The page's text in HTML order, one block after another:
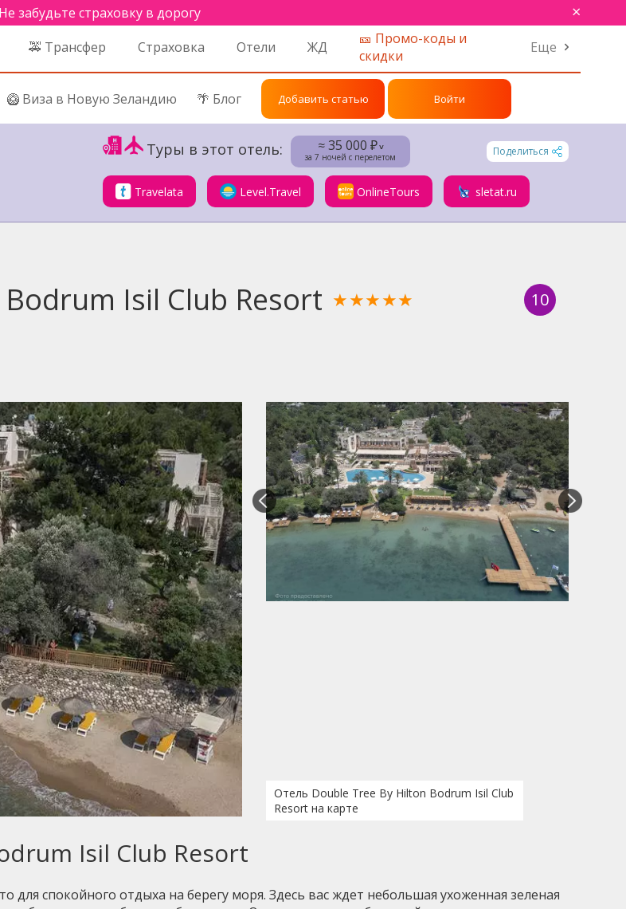
забудьте страховку в дорогу ×
🚕 Трансфер Страховка Отели ЖД
🎫 Промо-коды и
скидки
Еще
🥝 Виза в Новую Зеландию 🌴 Блог Добавить статью Войти
Туры в этот отель: ≈ 35 000 ₽˅
за 7 ночей с перелетом
Поделиться
Travelata Level.Travel OnlineTours sletat.ru
Isil Club Resort ★★★★★ 10
Отель Double Tree By Hilton Bodrum Isil Club
Resort на карте
Isil Club Resort
для спокойного отдыха на берегу моря. Здесь вас ждет небольшая ухоженная зеленая